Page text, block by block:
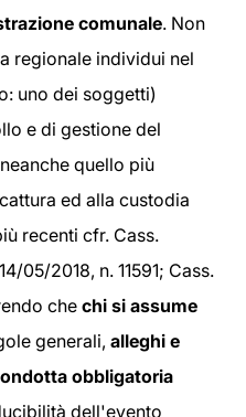
comunale. Non
regionale individui nel
uno dei soggetti)
e di gestione del
quello più
ed alla custodia
recenti cfr. Cass.
05/2018, n. 11591; Cass.
che chi si assume
generali, alleghi e
obbligatoria
dell'evento